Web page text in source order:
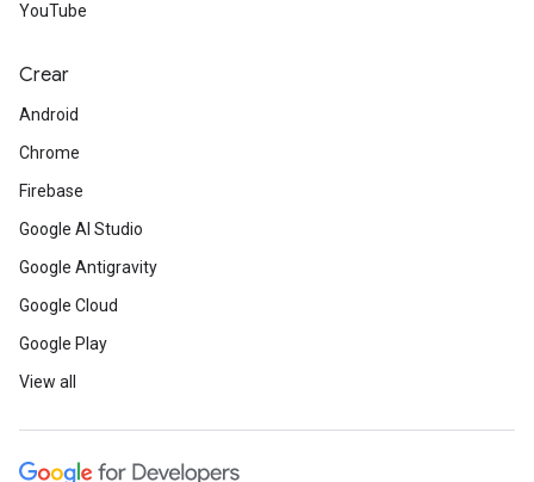
YouTube
Crear
Android
Chrome
Firebase
Google AI Studio
Google Antigravity
Google Cloud
Google Play
View all